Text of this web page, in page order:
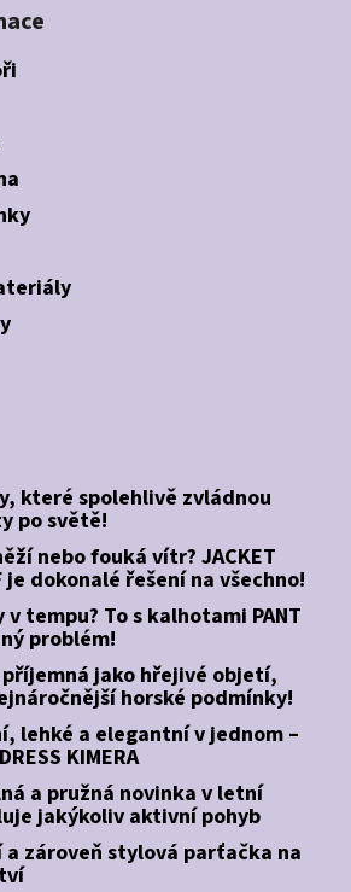
které spolehlivě zvládnou
po světě!
nebo fouká vítr? JACKET
je dokonalé řešení na všechno!
v tempu? To s kalhotami PANT
problém!
příjemná jako hřejivé objetí,
horské podmínky!
lehké a elegantní v jednom –
KIMERA
a pružná novinka v letní
jakýkoliv aktivní pohyb
a zároveň stylová parťačka na